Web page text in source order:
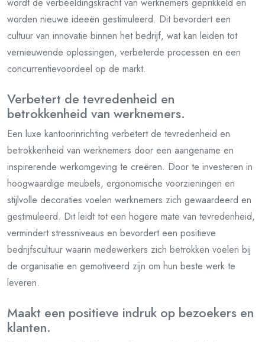
worden nieuwe ideeën gestimuleerd. Dit bevordert een
cultuur van innovatie binnen het bedrijf, wat kan leiden tot
vernieuwende oplossingen, verbeterde processen en een
concurrentievoordeel op de markt.
Verbetert de tevredenheid en
betrokkenheid van werknemers.
Een luxe kantoorinrichting verbetert de tevredenheid en
betrokkenheid van werknemers door een aangename en
inspirerende werkomgeving te creëren. Door te investeren in
hoogwaardige meubels, ergonomische voorzieningen en
stijlvolle decoraties voelen werknemers zich gewaardeerd en
gestimuleerd. Dit leidt tot een hogere mate van tevredenheid,
vermindert stressniveaus en bevordert een positieve
bedrijfscultuur waarin medewerkers zich betrokken voelen bij
de organisatie en gemotiveerd zijn om hun beste werk te
leveren.
Maakt een positieve indruk op bezoekers en
klanten.